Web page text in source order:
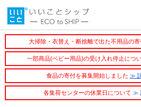
大掃除・衣替え・断捨離で出た不用品の
一部商品(ベビー用品)の受け入れ停止につ
食品の寄付を募集開始しました ≫
各集荷センターの休業日について ≫